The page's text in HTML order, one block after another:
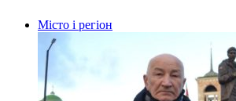
Місто і регіон